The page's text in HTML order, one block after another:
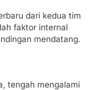
dari kedua tim
faktor internal
mendatang.
tengah mengalami